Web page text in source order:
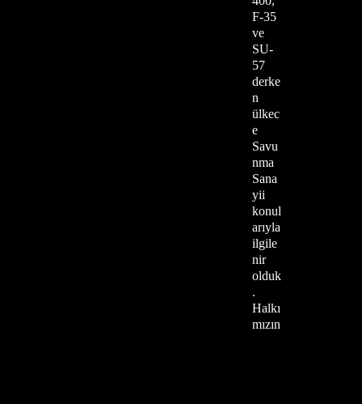
F-35
ve
SU-
57
derke
n
ülkec
e
Savu
nma
Sana
yii
konul
arıyla
ilgile
nir
olduk
.
Halkı
mızın